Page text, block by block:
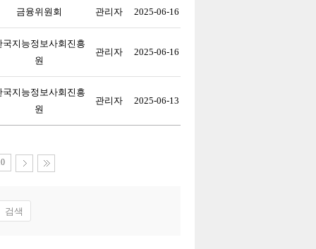
금융위원회 관리자 2025-06-16
국지능정보사회진흥
원
관리자 2025-06-16
국지능정보사회진흥
원
관리자 2025-06-13